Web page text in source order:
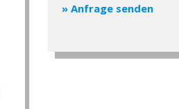
» Anfrage senden